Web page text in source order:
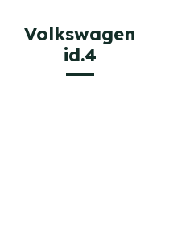
Volkswagen
id.4